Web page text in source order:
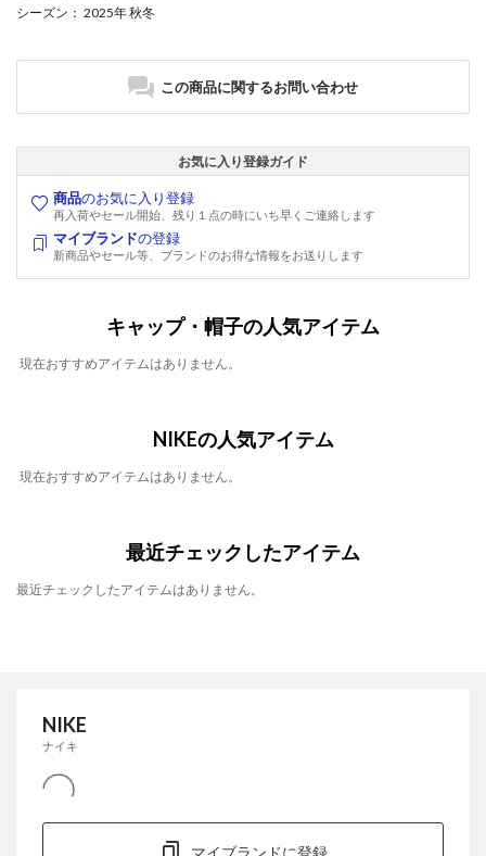
シーズン ： 2025年 秋冬
この商品に関するお問い合わせ
お気に入り登録ガイド
商品のお気に入り登録
再入荷やセール開始、残り１点の時にいち早くご連絡します
マイブランドの登録
新商品やセール等、ブランドのお得な情報をお送りします
キャップ・帽子の人気アイテム
現在おすすめアイテムはありません。
NIKEの人気アイテム
現在おすすめアイテムはありません。
最近チェックしたアイテム
最近チェックしたアイテムはありません。
NIKE
ナイキ
マイブランドに登録